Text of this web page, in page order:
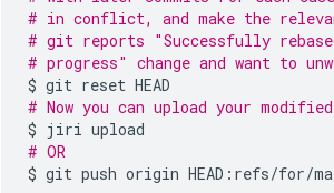
# in conflict, and make the
# git reports "Successfully
# progress" change and want to
$ git reset
# Now you can upload your
$ jiri
# OR
$ git push origin